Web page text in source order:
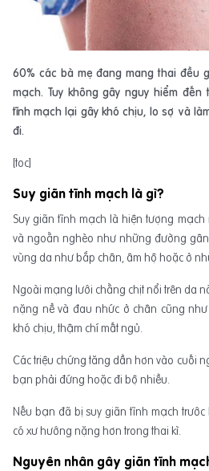
60% các bà mẹ đang mang thai đều
mạch. Tuy không gây nguy hiểm
tĩnh mạch lại gây khó chịu, lo sợ và
đi.
[toc]
Suy giãn tĩnh mạch là gì?
Suy giãn tĩnh mạch là hiện tượng
và ngoằn nghèo như những đường
vùng da như bắp chân, âm hộ hoặc ở
Ngoài mạng lưới chằng chịt nổi trên da
nặng nề và đau nhức ở chân cũng
khó chịu, thậm chí mất ngủ.
Các triệu chứng tăng dần hơn vào cuối
bạn phải đứng hoặc đi bộ nhiều.
Nếu bạn đã bị suy giãn tĩnh mạch
có xư hướng nặng hơn trong thai kì.
Nguyên nhân gây giãn tĩnh